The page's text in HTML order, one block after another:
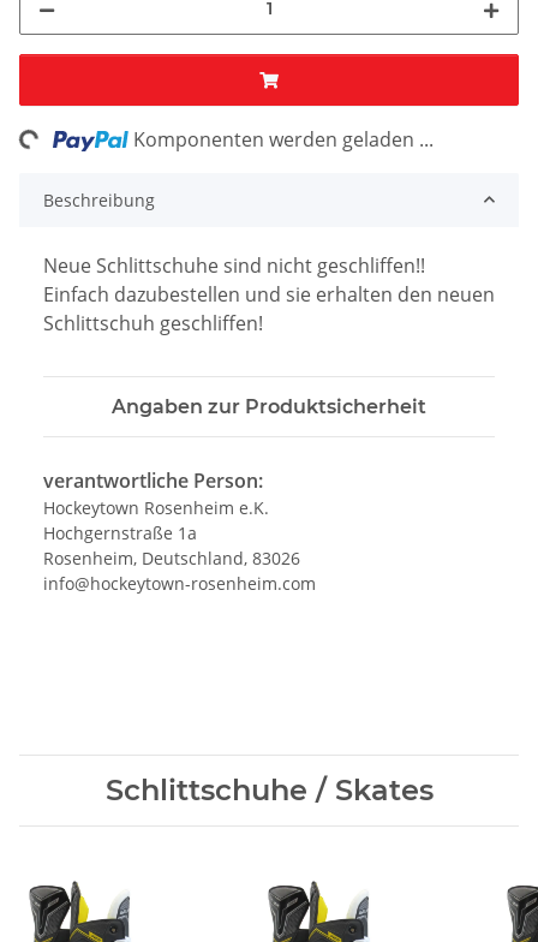
Komponenten werden geladen ...
Beschreibung
Neue Schlittschuhe sind nicht geschliffen!!
Einfach dazubestellen und sie erhalten den neuen
Schlittschuh geschliffen!
Angaben zur Produktsicherheit
verantwortliche Person:
Hockeytown Rosenheim e.K.
Hochgernstraße 1a
Rosenheim, Deutschland, 83026
info@hockeytown-rosenheim.com
Schlittschuhe / Skates